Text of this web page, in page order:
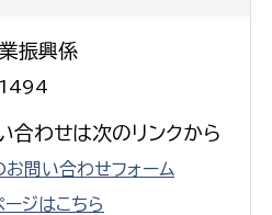
振興係
合わせは次のリンクから
お問い合わせフォーム
ジはこちら